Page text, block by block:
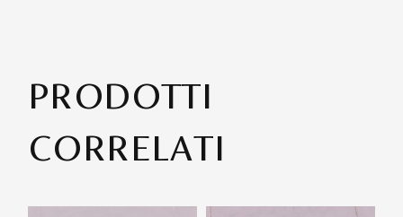
PRODOTTI
CORRELATI